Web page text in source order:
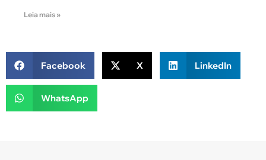
Leia mais »
Facebook X LinkedIn
WhatsApp